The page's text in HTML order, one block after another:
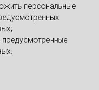
персональные
предусмотренные